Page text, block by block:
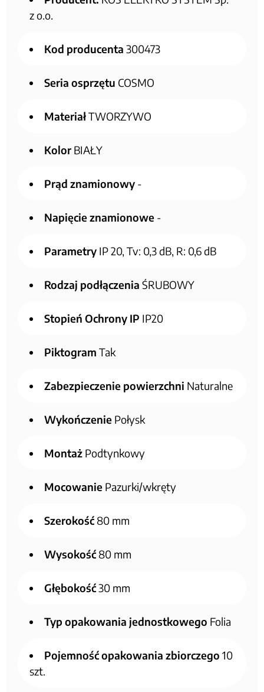
z o.o.
Kod producenta 300473
Seria osprzętu COSMO
MateriałTWORZYWO
Kolor BIAŁY
Prąd znamionowy -
Napięcie znamionowe -
Parametry IP 20, Tv: 0,3 dB, R: 0,6 dB
Rodzaj podłączenia ŚRUBOWY
Stopień Ochrony IP IP20
Piktogram Tak
Zabezpieczenie powierzchni Naturalne
Wykończenie Połysk
Montaż Podtynkowy
Mocowanie Pazurki/wkręty
Szerokość 80 mm
Wysokość 80 mm
Głębokość30 mm
Typ opakowania jednostkowego Folia
Pojemność opakowania zbiorczego 10
szt.